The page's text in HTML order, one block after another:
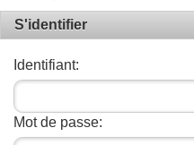
S'identifier
Identifiant:
Mot de passe: